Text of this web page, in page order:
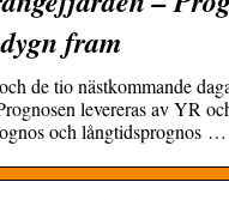
fram
de tio nästkommande
levereras av YR
och långtidsprognos …